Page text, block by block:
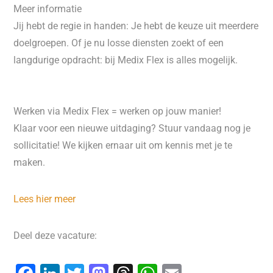
Meer informatie
Jij hebt de regie in handen: Je hebt de keuze uit meerdere
doelgroepen. Of je nu losse diensten zoekt of een
langdurige opdracht: bij Medix Flex is alles mogelijk.
Werken via Medix Flex = werken op jouw manier!
Klaar voor een nieuwe uitdaging? Stuur vandaag nog je
sollicitatie! We kijken ernaar uit om kennis met je te
maken.
Lees hier meer
Deel deze vacature: